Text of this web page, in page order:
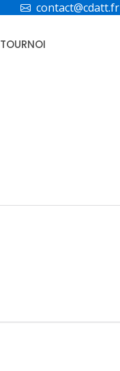
contact@cdatt.fr
TOURNOI